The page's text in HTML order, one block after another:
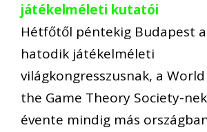
játékelméleti kutatói
Hétfőtől péntekig Budapest
hatodik játékelméleti
világkongresszusnak, a
the Game Theory Society-
évente mindig más